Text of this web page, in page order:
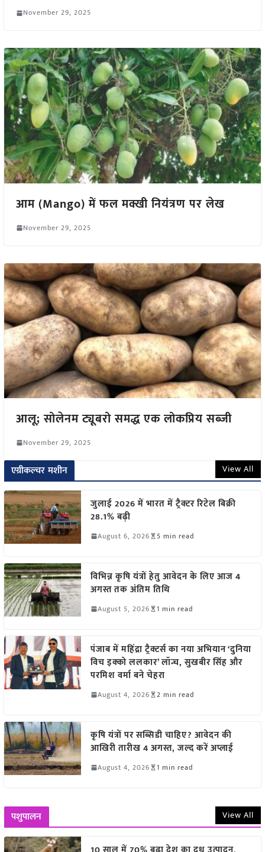
November 29, 2025
आम (Mango) में फल मक्खी नियंत्रण पर लेख
November 29, 2025
आलू; सोलेनम ट्यूबरो समद्ध एक लोकप्रिय सब्जी
November 29, 2025
एग्रीकल्चर मशीन View All
जुलाई 2026 में भारत में ट्रैक्टर रिटेल बिक्री
28.1% बढ़ी
August 6, 2026 5 min read
विभिन्न कृषि यंत्रों हेतु आवेदन के लिए आज 4
अगस्त तक अंतिम तिथि
August 5, 2026 1 min read
पंजाब में महिंद्रा ट्रैक्टर्स का नया अभियान ‘दुनिया
विच इक्को ललकार’ लॉन्च, सुखबीर सिंह और
परमिश वर्मा बने चेहरा
August 4, 2026 2 min read
कृषि यंत्रों पर सब्सिडी चाहिए? आवेदन की
आखिरी तारीख 4 अगस्त, जल्द करें अप्लाई
August 4, 2026 1 min read
पशुपालन View All